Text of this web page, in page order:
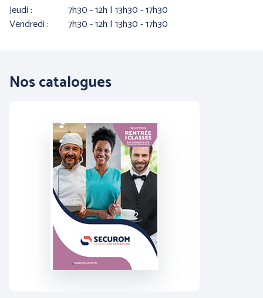
PROTECTION DU CORPS
- WORKWEAR
PROTECTION DU CORPS
- THERMIQUE et
INTEMPÉRIES
PROTECTION DES PIEDS
jeudi :
7h30 - 12h | 13h30 - 17h30
vendredi :
7h30 - 12h | 13h30 - 17h30
Nos catalogues